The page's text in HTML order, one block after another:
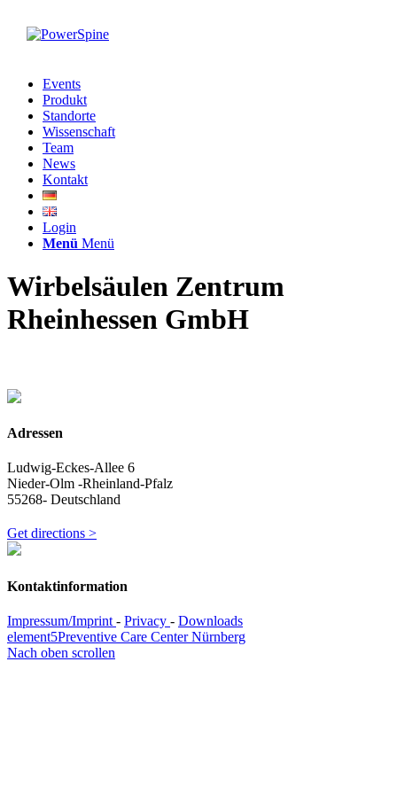
Events
Produkt
Standorte
Wissenschaft
Team
News
Kontakt
Login
Menü Menü
Wirbelsäulen Zentrum
Rheinhessen GmbH
Adressen
Ludwig-Eckes-Allee 6
Nieder-Olm -Rheinland-Pfalz
55268- Deutschland
Get directions >
Kontaktinformation
Impressum/Imprint - Privacy - Downloads
element5Preventive Care Center Nürnberg
Nach oben scrollen